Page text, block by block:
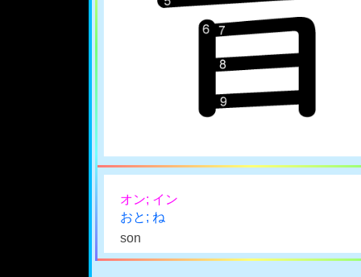
オン; イン
おと; ね
son